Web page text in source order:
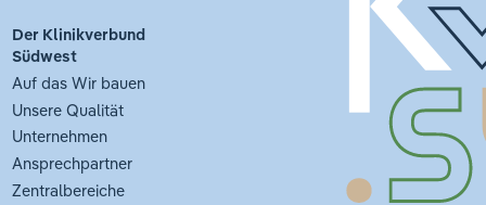
Der Klinikverbund
Südwest
Auf das Wir bauen
Unsere Qualität
Unternehmen
Ansprechpartner
Zentralbereiche